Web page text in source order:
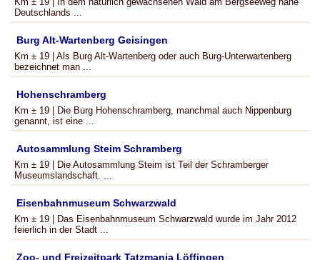
Deutschlands ...
Burg Alt-Wartenberg Geisingen
Km ± 19 | Als Burg Alt-Wartenberg oder auch Burg-Unterwartenberg
bezeichnet man ...
Hohenschramberg
Km ± 19 | Die Burg Hohenschramberg, manchmal auch Nippenburg
genannt, ist eine ...
Autosammlung Steim Schramberg
Km ± 19 | Die Autosammlung Steim ist Teil der Schramberger
Museumslandschaft. ...
Eisenbahnmuseum Schwarzwald
Km ± 19 | Das Eisenbahnmuseum Schwarzwald wurde im Jahr 2012
feierlich in der Stadt ...
Zoo- und Freizeitpark Tatzmania Löffingen